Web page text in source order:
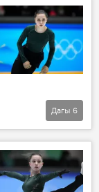
Дагы 6